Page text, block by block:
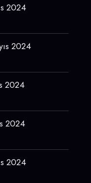
2024
2024
2024
2024
2024